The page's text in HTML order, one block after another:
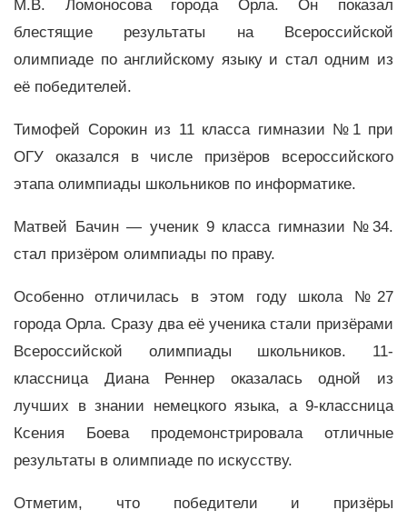
М.В. Ломоносова города Орла. Он показал
блестящие результаты на Всероссийской
олимпиаде по английскому языку и стал одним из
её победителей.
Тимофей Сорокин из 11 класса гимназии №1 при
ОГУ оказался в числе призёров всероссийского
этапа олимпиады школьников по информатике.
Матвей Бачин — ученик 9 класса гимназии №34.
стал призёром олимпиады по праву.
Особенно отличилась в этом году школа №27
города Орла. Сразу два её ученика стали призёрами
Всероссийской олимпиады школьников. 11-
классница Диана Реннер оказалась одной из
лучших в знании немецкого языка, а 9-классница
Ксения Боева продемонстрировала отличные
результаты в олимпиаде по искусству.
Отметим, что победители и призёры